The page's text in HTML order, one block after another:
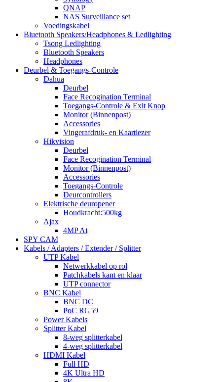
QNAP
NAS Surveillance set
Voedingskabel
Bluetooth Speakers/Headphones & Ledlighting
Tsong Ledlighting
Bluetooth Speakers
Headphones
Deurbel & Toegangs-Controle
Dahua
Deurbel
Face Recogination Terminal
Toegangs-Controle & Exit Knop
Monitor (Binnenpost)
Accessories
Vingerafdruk- en Kaartlezer
Hikvision
Deurbel
Face Recogination Terminal
Monitor (Binnenpost)
Accessories
Toegangs-Controle
Deurcontrollers
Elektrische deuropener
Houdkracht:500kg
Ajax
4MP Ai
SPY CAM
Kabels / Adapters / Extender / Splitter
UTP Kabel
Netwerkkabel op rol
Patchkabels kant en klaar
UTP connector
BNC Kabel
BNC DC
PoC RG59
Power Kabels
Splitter Kabel
8-weg splitterkabel
4-weg splitterkabel
HDMI Kabel
Full HD
4K Ultra HD